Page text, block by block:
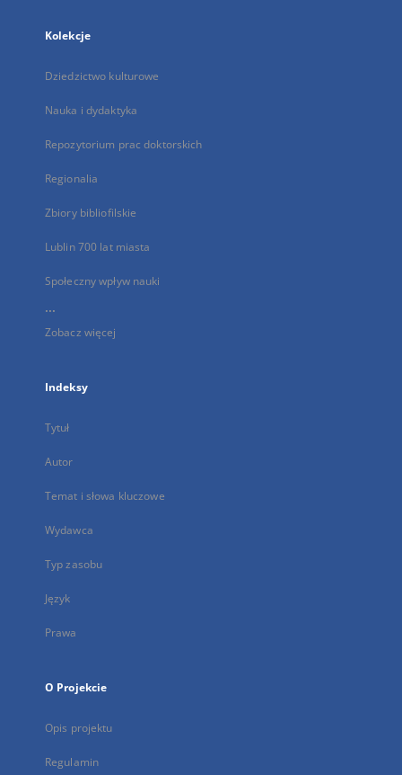
Kolekcje
Dziedzictwo kulturowe
Nauka i dydaktyka
Repozytorium prac doktorskich
Regionalia
Zbiory bibliofilskie
Lublin 700 lat miasta
Społeczny wpływ nauki
...
Zobacz więcej
Indeksy
Tytuł
Autor
Temat i słowa kluczowe
Wydawca
Typ zasobu
Język
Prawa
O Projekcie
Opis projektu
Regulamin